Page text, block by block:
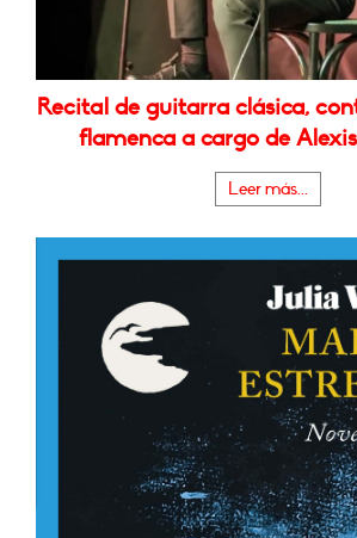
Recital de guitarra clásica,
flamenca a cargo de
Leer más...